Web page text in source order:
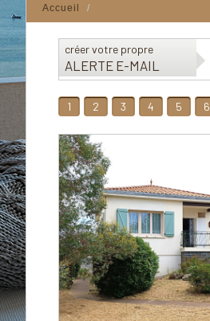
Accueil
créer votre propre
ALERTE E-MAIL
1 2 3 4 5 6